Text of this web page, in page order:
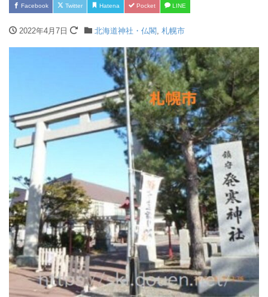
Facebook Twitter Hatena Pocket LINE
2022年4月7日 北海道神社・仏閣, 札幌市